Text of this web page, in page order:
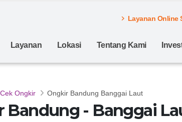
Layanan Online
Layanan Lokasi Tentang Kami
Cek Ongkir Ongkir Bandung Banggai Laut
Bandung - Banggai